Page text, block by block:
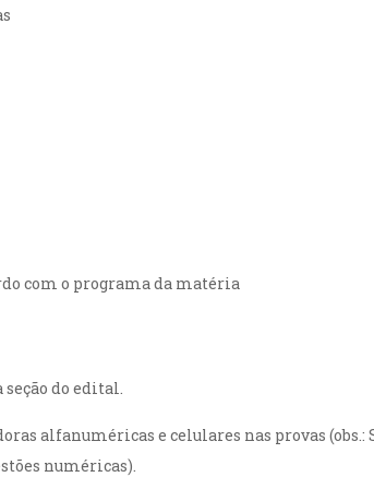
com o programa da matéria
do edital.
alfanuméricas e celulares nas provas (obs.:
numéricas).